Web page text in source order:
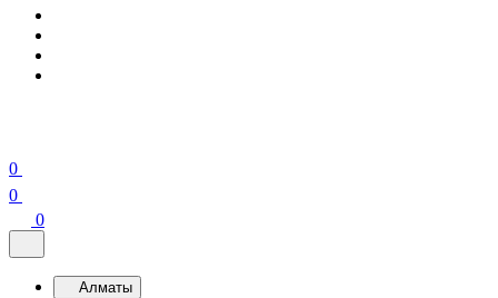
0
0
0
Алматы